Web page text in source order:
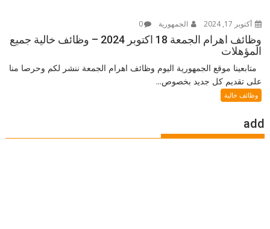
أكتوبر 17, 2024 الجمهورية 0
وظائف اهرام الجمعة 18 اكتوبر 2024 – وظائف خالية جميع
المؤهلات
متابعينا موقع الجمهورية اليوم وظائف اهرام الجمعة ننشر لكم وحرصا منا
على تقديم كل جديد بخصوص...
وظائف خالية
add